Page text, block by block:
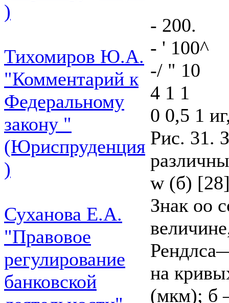
)
Тихомиров Ю.А.
"Комментарий к
Федеральному
закону "
(Юриспруденция
)
Суханова Е.А.
"Правовое
регулирование
банковской
- 200.
- ' 100^
-/ " 10
4 1 1
0 0,5 1
Рис. 31.
w (б)
Знак оо
на
(мкм); б